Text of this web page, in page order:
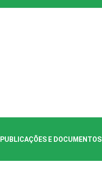
PUBLICAÇÕES E DOCUMENTOS